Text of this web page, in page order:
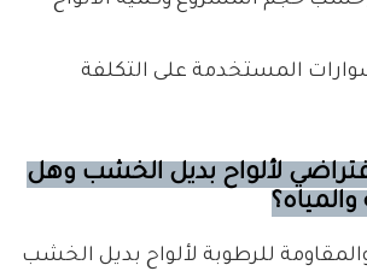
المستخدمة على التكلفة
لألواح بديل الخشب وهل
للرطوبة لألواح بديل الخشب